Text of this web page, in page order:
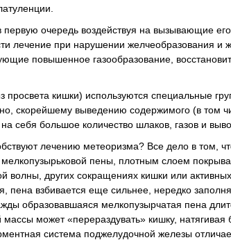
очередь воздействуя на вызывающие
лечение при нарушении желчеобразования
повышенное газообразование,
кишки) используются специальные
скорейшему выведению содержимого (в том
себя большое количество шлаков, газов и
лечению метеоризма? Все дело в том,
пены, плотным слоем
других сокращениях кишки или
взбивается еще сильнее, нередко
образовавшаяся мелкопузырчатая пена
может «перераздувать» кишку, натягивая
система поджелудочной железы